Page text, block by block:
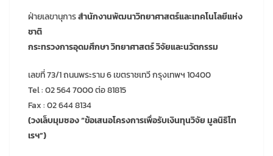
ฝ่ายเลขานุการสำนักงานพัฒนาวิทยาศาสตร์และเทคโนโลยีแห่ง
ชาติ
กระทรวงการอุดมศึกษา วิทยาศาสตร์ วิจัยและนวัตกรรม
เลขที่ 73/1 ถนนพระราม 6 เขตราชเทวี กรุงเทพฯ 10400
Tel : 02 564 7000 ต่อ 81815
Fax : 02 644 8134
(วงเล็บมุมซอง “ข้อเสนอโครงการเพื่อรับเงินทุนวิจัย มูลนิธิโท
เรฯ”)